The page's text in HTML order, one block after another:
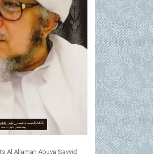
Al Allamah Abuya Sayyid